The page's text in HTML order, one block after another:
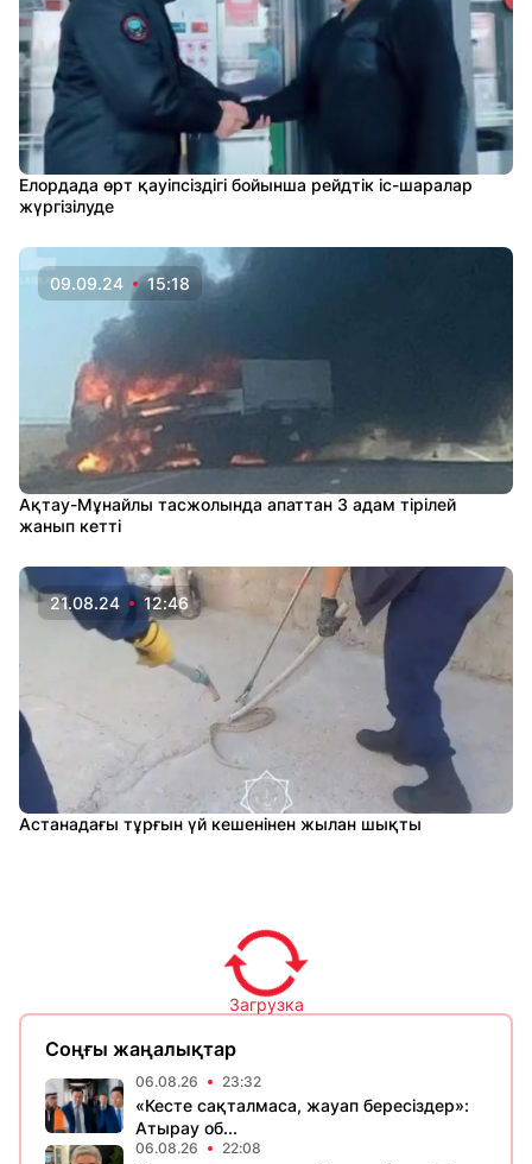
Елордада өрт қауіпсіздігі бойынша рейдтік іс-шаралар
жүргізілуде
09.09.24 15:18
Ақтау-Мұнайлы тасжолында апаттан 3 адам тірілей
жанып кетті
21.08.24 12:46
Астанадағы тұрғын үй кешенінен жылан шықты
Загрузка
Соңғы жаңалықтар
06.08.26 23:32
«Кесте сақталмаса, жауап бересіздер»:
Атырау об...
06.08.26 22:08